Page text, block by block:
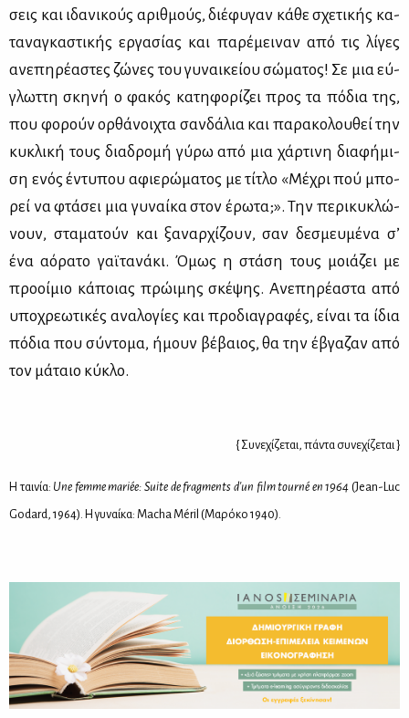
σεις και ιδα­νι­κούς αριθ­μούς, διέ­φυ­γαν κά­θε σχε­τι­κής κα­
τα­να­γκα­στι­κής ερ­γα­σί­ας και πα­ρέ­μει­ναν από τις λί­γες
ανε­πη­ρέ­α­στες ζώ­νες του γυ­ναι­κεί­ου σώ­μα­τος! Σε μια εύ­
γλωτ­τη σκη­νή ο φα­κός κα­τη­φο­ρί­ζει προς τα πό­δια της,
που φο­ρούν ορ­θά­νοι­χτα σαν­δά­λια και πα­ρα­κο­λου­θεί την
κυ­κλι­κή τους δια­δρο­μή γύ­ρω από μια χάρ­τι­νη δια­φή­μι­
ση ενός έντυ­που αφιε­ρώ­μα­τος με τί­τλο «Μέ­χρι πού μπο­
ρεί να φτά­σει μια γυ­ναί­κα στον έρω­τα;». Την πε­ρι­κυ­κλώ­
νουν, στα­μα­τούν και ξα­ναρ­χί­ζουν, σαν δε­σμευ­μέ­να σ’
ένα αό­ρα­το γαϊ­τα­νά­κι. Όμως η στά­ση τους μοιά­ζει με
προ­οί­μιο κά­ποιας πρώ­ι­μης σκέ­ψης. Ανε­πη­ρέ­α­στα από
υπο­χρε­ω­τι­κές ανα­λο­γί­ες και προ­δια­γρα­φές, εί­ναι τα ίδια
πό­δια που σύ­ντο­μα, ήμουν βέ­βαιος, θα την έβγα­ζαν από
τον μά­ταιο κύ­κλο.
{ Συνεχίζεται, πάντα συνεχίζεται }
Η ταινία: Une femmemariée:Suite defragments d'un filmtourné en 1964(Jean-Luc
Godard, 1964). Η γυναίκα: Macha Méril (Μαρόκο 1940).